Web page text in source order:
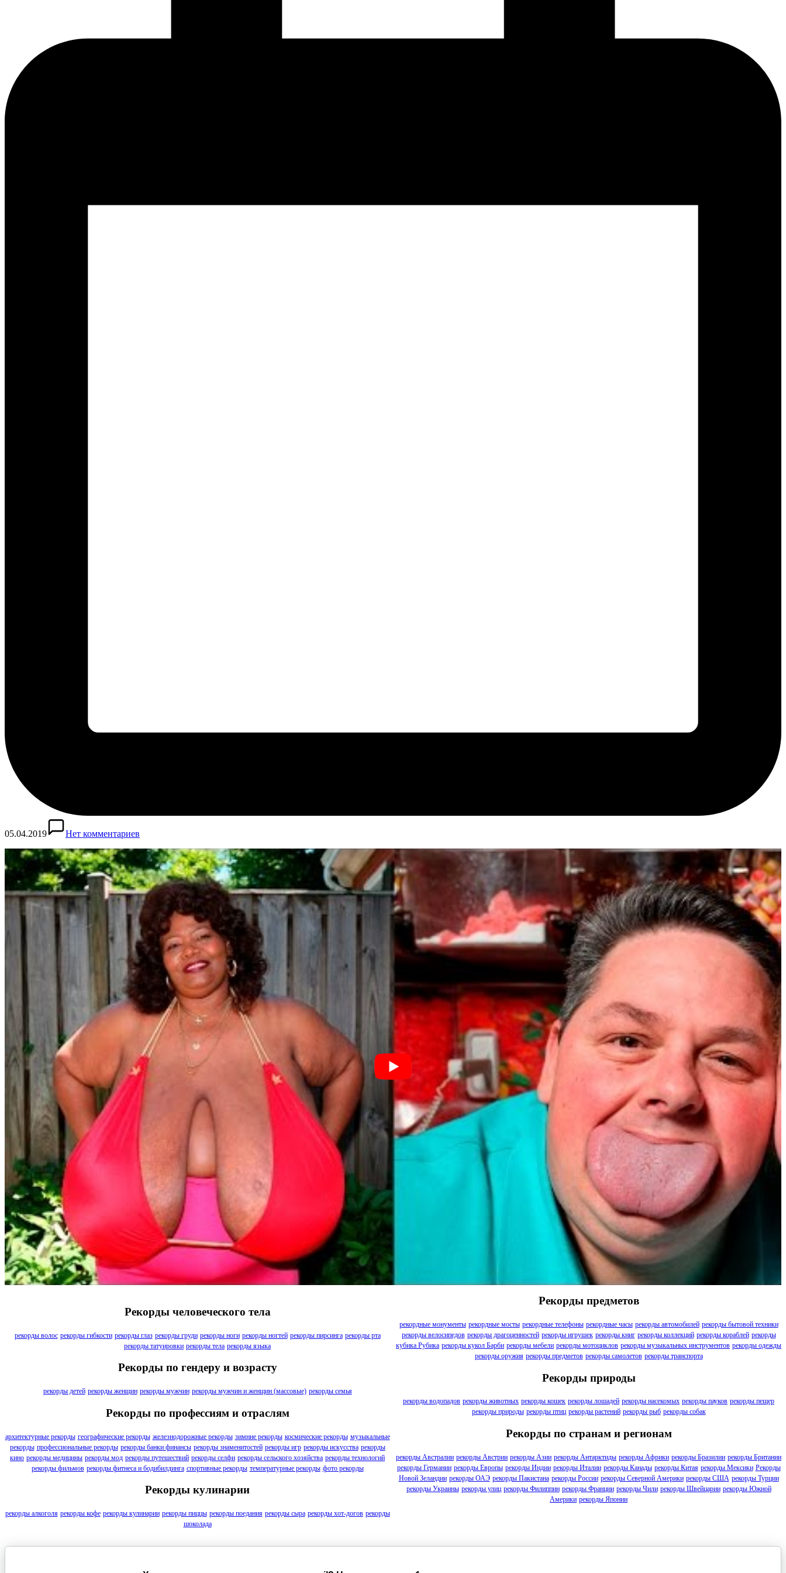
05.04.2019 Нет комментариев
Рекорды человеческого тела
рекорды волос рекорды гибкости рекорды глаз рекорды груди рекорды ноги рекорды ногтей рекорды пирсинга рекорды рта
рекорды татуировки рекорды тела рекорды языка
Рекорды по гендеру и возрасту
рекорды детей рекорды женщин рекорды мужчин рекорды мужчин и женщин (массовые) рекорды семья
Рекорды по профессиям и отраслям
архитектурные рекорды географические рекорды железнодорожные рекорды зимние рекорды космические рекорды музыкальные
рекорды профессиональные рекорды рекорды банки финансы рекорды знаменитостей рекорды игр рекорды искусства рекорды
кино рекорды медицины рекорды мод рекорды путешествий рекорды селфи рекорды сельского хозяйства рекорды технологий
рекорды фильмов рекорды фитнеса и бодибилдинга спортивные рекорды температурные рекорды фото рекорды
Рекорды кулинарии
рекорды алкоголя рекорды кофе рекорды кулинарии рекорды пиццы рекорды поедания рекорды сыра рекорды хот-догов рекорды
шоколада
Рекорды предметов
рекордные монументы рекордные мосты рекордные телефоны рекордные часы рекорды автомобилей рекорды бытовой техники
рекорды велосипедов рекорды драгоценностей рекорды игрушек рекорды книг рекорды коллекций рекорды кораблей рекорды
кубика Рубика рекорды кукол Барби рекорды мебели рекорды мотоциклов рекорды музыкальных инструментов рекорды одежды
рекорды оружия рекорды предметов рекорды самолетов рекорды транспорта
Рекорды природы
рекорды водопадов рекорды животных рекорды кошек рекорды лошадей рекорды насекомых рекорды пауков рекорды пещер
рекорды природы рекорды птиц рекорды растений рекорды рыб рекорды собак
Рекорды по странам и регионам
рекорды Австралии рекорды Австрии рекорды Азии рекорды Антарктиды рекорды Африки рекорды Бразилии рекорды Британии
рекорды Германии рекорды Европы рекорды Индии рекорды Италии рекорды Канады рекорды Китая рекорды Мексики Рекорды
Новой Зеландии рекорды ОАЭ рекорды Пакистана рекорды России рекорды Северной Америки рекорды США рекорды Турции
рекорды Украины рекорды улиц рекорды Филиппин рекорды Франции рекорды Чили рекорды Швейцарии рекорды Южной
Америки рекорды Японии